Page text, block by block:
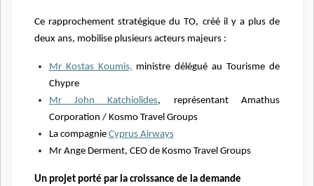
Ce rapprochement stratégique du TO, créé il y a plus de
deux ans, mobilise plusieurs acteurs majeurs :
Mr Kostas Koumis, ministre délégué au Tourisme de
Chypre
Mr John Katchiolides, représentant Amathus
Corporation / Kosmo Travel Groups
La compagnie Cyprus Airways
Mr Ange Derment, CEO de Kosmo Travel Groups
Un projet porté par la croissance de la demande